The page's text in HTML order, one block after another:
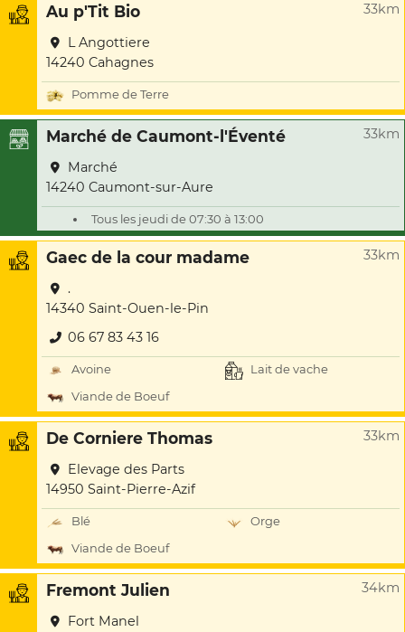
Au p'Tit Bio 33km
L Angottiere
14240 Cahagnes
Pomme de Terre
Marché de Caumont-l'Éventé 33km
Marché
14240 Caumont-sur-Aure
Tous les jeudi de 07:30 à 13:00
Gaec de la cour madame 33km
.
14340 Saint-Ouen-le-Pin
06 67 83 43 16
Avoine
Lait de vache
Viande de Boeuf
De Corniere Thomas 33km
Elevage des Parts
14950 Saint-Pierre-Azif
Blé
Orge
Viande de Boeuf
Fremont Julien 34km
Fort Manel